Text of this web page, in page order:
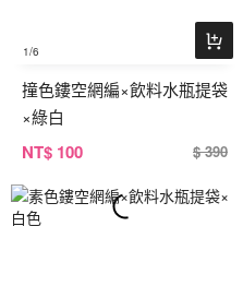
1/6
撞色鏤空網編×飲料水瓶提袋
×綠白
NT$ 100 $ 390